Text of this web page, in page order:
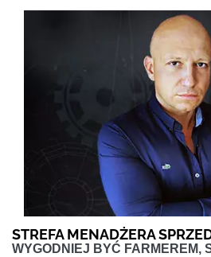
STREFA MENADŻERA
WYGODNIEJ BYĆ FARMEREM,